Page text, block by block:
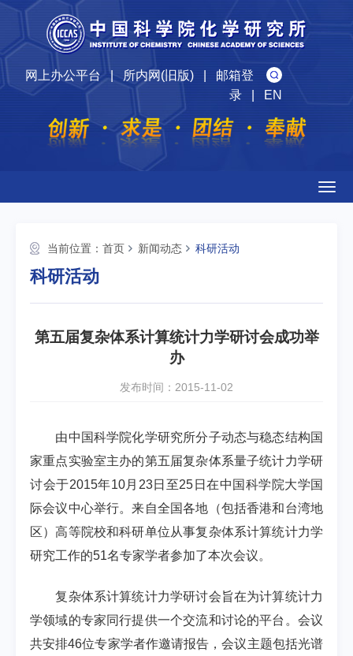
网上办公平台|所内网(旧版)| 邮箱登
录| EN
当前位置： 首页 新闻动态 科研活动
科研活动
第五届复杂体系计算统计力学研讨会成功举
办
发布时间：2015-11-02
由中国科学院化学研究所分子动态与稳态结构国
家重点实验室主办的第五届复杂体系量子统计力学研
讨会于2015年10月 23日 至25 日在中国科学院大学国
际会议中心举行。来自全国各地（包括香港和台湾地
区）高等院校和科研单位从事复杂体系计算统计力学
研究工作的51名专家学者参加了本次会议。
复杂体系计算统计力学研讨会旨在为计算统计力
学领域的专家同行提供一个交流和讨论的平台。会议
共安排46位专家学者作邀请报告，会议主题包括光谱